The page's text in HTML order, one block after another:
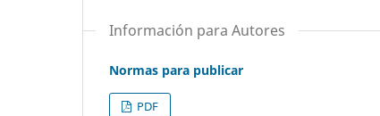
Información para Autores
Normas para publicar
PDF